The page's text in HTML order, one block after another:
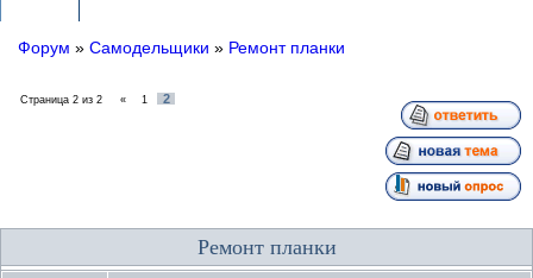
Форум » Самодельщики » Ремонт планки
Страница 2 из 2 « 1 2
Ремонт планки